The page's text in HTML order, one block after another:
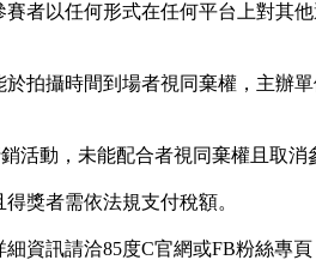
者以任何形式在任何平台上對其
拍攝時間到場者視同棄權，主辦
活動，未能配合者視同棄權且取消
獎者需依法規支付稅額。
資訊請洽85度C官網或FB粉絲專